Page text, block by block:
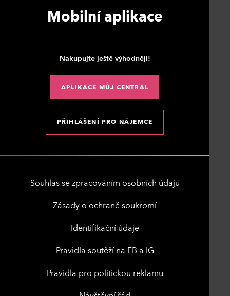
Mobilní aplikace
Nakupujte ještě výhodněji!
APLIKACE MŮJ CENTRAL
PŘIHLÁŠENÍ PRO NÁJEMCE
Souhlas se zpracováním osobních údajů
Zásady o ochraně soukromí
Identifikační údaje
Pravidla soutěží na FB a IG
Pravidla pro politickou reklamu